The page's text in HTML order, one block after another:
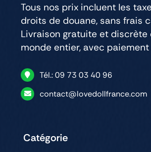
Tous nos prix incluent les
droits de douane, sans frais
Livraison gratuite et discrète
monde entier, avec
Tél.: 09 73 03 40 96
contact@lovedollfrance.com
Catégorie